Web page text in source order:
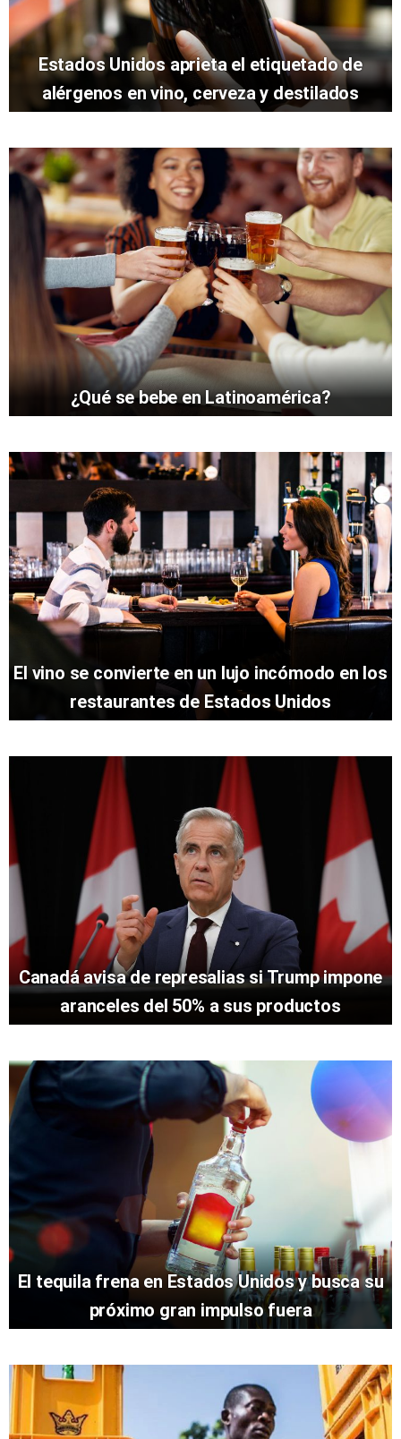
Estados Unidos aprieta el etiquetado de
alérgenos en vino, cerveza y destilados
¿Qué se bebe en Latinoamérica?
El vino se convierte en un lujo incómodo en los
restaurantes de Estados Unidos
Canadá avisa de represalias si Trump impone
aranceles del 50% a sus productos
El tequila frena en Estados Unidos y busca su
próximo gran impulso fuera